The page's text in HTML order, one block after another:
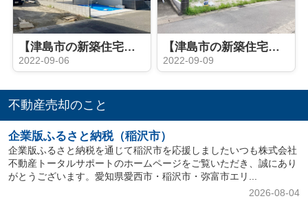
【津島市の新築住宅】グローバルガーデン津島市江西町 全６棟
2022-09-06
【津島市の新築住宅】 津島市瑠璃小路町 全1棟
2022-09-09
不動産売却のこと
企業版ふるさと納税（稲沢市）
企業版ふるさと納税を通じて稲沢市を応援しましたいつも株式会社
不動産トータルサポートのホームページをご覧いただき、誠にあり
がとうございます。愛知県愛西市・稲沢市・弥富市エリ...
2026-08-04